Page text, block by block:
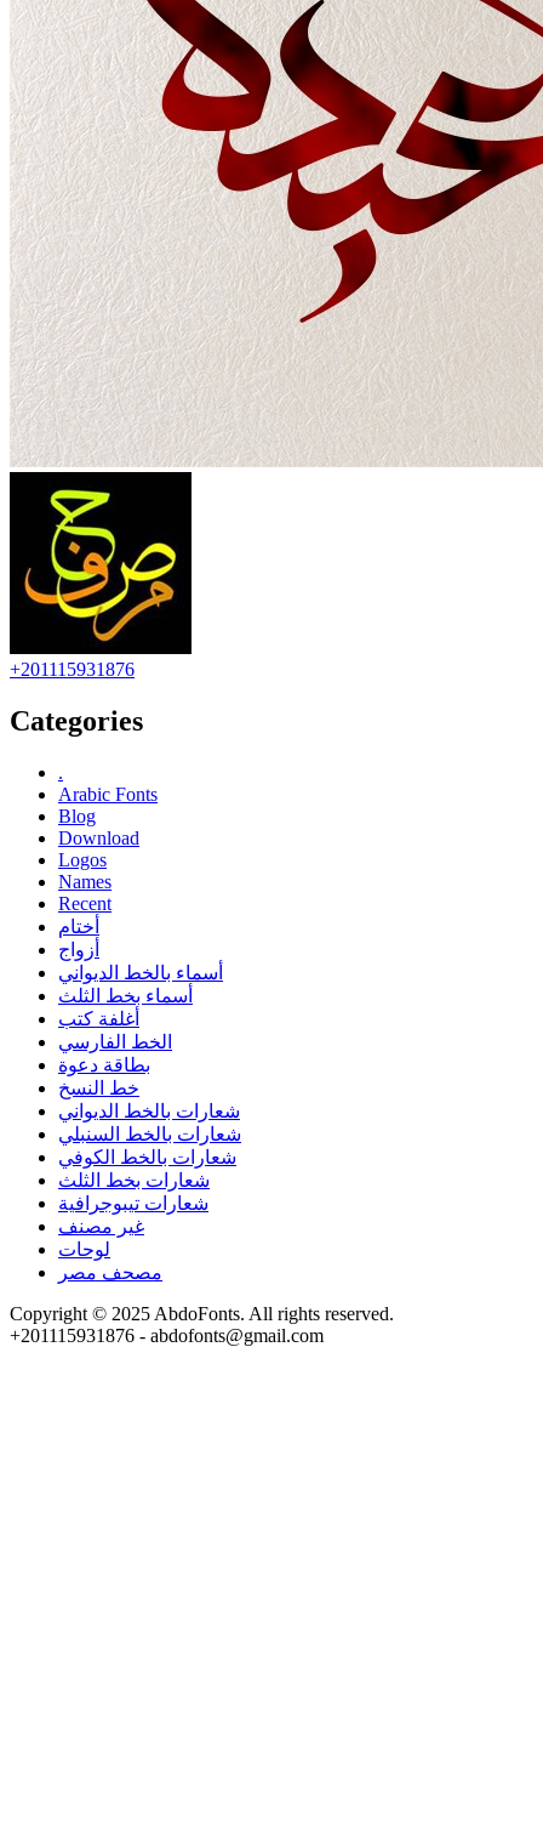
+201115931876
Categories
.
Arabic Fonts
Blog
Download
Logos
Names
Recent
أختام
أزواج
أسماء بالخط الديواني
أسماء بخط الثلث
أغلفة كتب
الخط الفارسي
بطاقة دعوة
خط النسخ
شعارات بالخط الديواني
شعارات بالخط السنبلي
شعارات بالخط الكوفي
شعارات بخط الثلث
شعارات تيبوجرافية
غير مصنف
لوحات
مصحف مصر
Copyright © 2025 AbdoFonts. All rights reserved.
+201115931876 - abdofonts@gmail.com